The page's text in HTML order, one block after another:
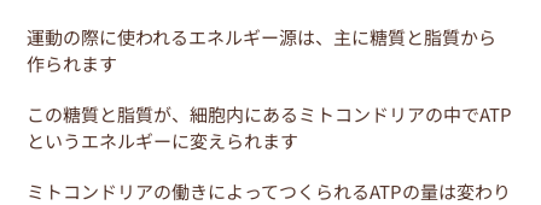
運動の際に使われるエネルギー源は、主に糖質と脂質から
作られます
この糖質と脂質が、細胞内にあるミトコンドリアの中でATP
というエネルギーに変えられます
ミトコンドリアの働きによってつくられるATPの量は変わり